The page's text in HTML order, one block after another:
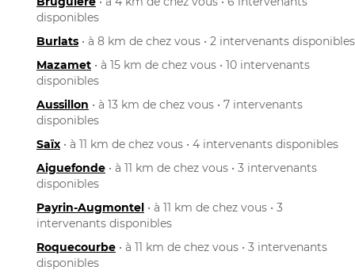
disponibles
Burlats • à 8 km de chez vous • 2 intervenants disponibles
Mazamet • à 15 km de chez vous • 10 intervenants
disponibles
Aussillon • à 13 km de chez vous • 7 intervenants
disponibles
Saïx • à 11 km de chez vous • 4 intervenants disponibles
Aiguefonde • à 11 km de chez vous • 3 intervenants
disponibles
Payrin-Augmontel • à 11 km de chez vous • 3
intervenants disponibles
Roquecourbe • à 11 km de chez vous • 3 intervenants
disponibles